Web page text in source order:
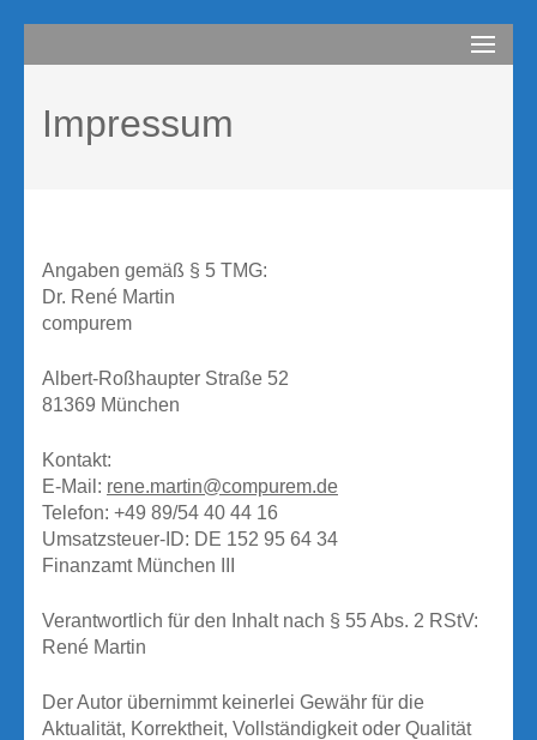
Inhalt
(Enter
drücken)
compurem
Impressum
Angaben gemäß § 5 TMG:
Dr. René Martin
compurem
Albert-Roßhaupter Straße 52
81369 München
Kontakt:
E-Mail: rene.martin@compurem.de
Telefon: +49 89/54 40 44 16
Umsatzsteuer-ID: DE 152 95 64 34
Finanzamt München III
Verantwortlich für den Inhalt nach § 55 Abs. 2 RStV:
René Martin
Der Autor übernimmt keinerlei Gewähr für die
Aktualität, Korrektheit, Vollständigkeit oder Qualität